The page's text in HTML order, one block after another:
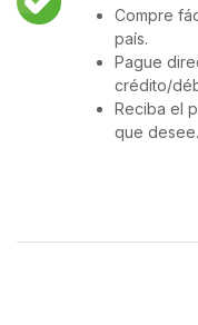
Compre
país.
Pague
crédito/
Reciba el
que desee.